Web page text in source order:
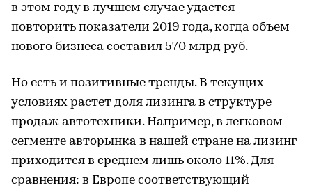
в этом году в лучшем случае удастся
повторить показатели 2019 года, когда объем
нового бизнеса составил 570 млрд руб.
Но есть и позитивные тренды. В текущих
условиях растет доля лизинга в структуре
продаж автотехники. Например, в легковом
сегменте авторынка в нашей стране на лизинг
приходится в среднем лишь около 11%. Для
сравнения: в Европе соответствующий